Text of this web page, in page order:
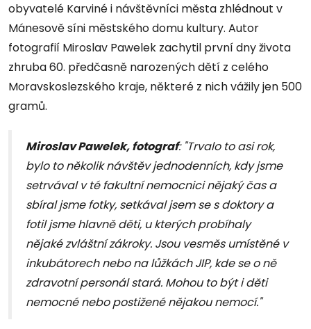
obyvatelé Karviné i návštěvníci města zhlédnout v
Mánesově síni městského domu kultury. Autor
fotografií Miroslav Pawelek zachytil první dny života
zhruba 60. předčasně narozených dětí z celého
Moravskoslezského kraje, některé z nich vážily jen 500
gramů.
Miroslav Pawelek, fotograf: "Trvalo to asi rok,
bylo to několik návštěv jednodenních, kdy jsme
setrvával v té fakultní nemocnici nějaký čas a
sbíral jsme fotky, setkával jsem se s doktory a
fotil jsme hlavně děti, u kterých probíhaly
nějaké zvláštní zákroky. Jsou vesměs umístěné v
inkubátorech nebo na lůžkách JIP, kde se o ně
zdravotní personál stará. Mohou to být i děti
nemocné nebo postižené nějakou nemocí."